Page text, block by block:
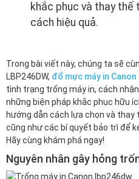
khắc phục và thay thế
cách hiệu quả.
Trong bài viết này, chúng ta sẽ
LBP246DW, đổ mực máy in
tình trạng trống máy in, cách
những biện pháp khắc phục hữu
hướng dẫn cách lựa chọn và thay
cũng như các bí quyết bảo trì để
Hãy cùng khám phá ngay!
Nguyên nhân gây hỏng